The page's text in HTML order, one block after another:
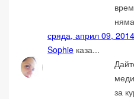
сряда, април 09, 2014
Sophie каза...
за